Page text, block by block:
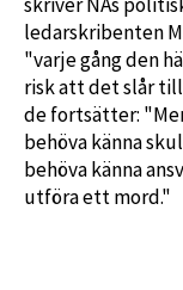
ledarskribenten
"varje gång den
risk att det slår
de fortsätter:
behöva känna
behöva känna
utföra ett mord."